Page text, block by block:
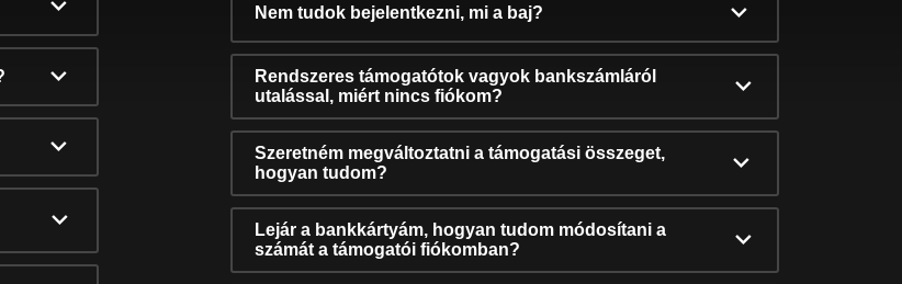
Nem tudok bejelentkezni, mi a baj?
Rendszeres támogatótok vagyok bankszámláról
utalással, miért nincs fiókom?
Szeretném megváltoztatni a támogatási összeget,
hogyan tudom?
Lejár a bankkártyám, hogyan tudom módosítani a
számát a támogatói fiókomban?